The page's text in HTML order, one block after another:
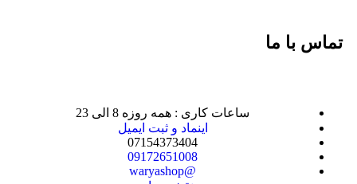
تماس با ما
ساعات کاری : همه روزه 8 الی 23
اینماد و ثبت ایمیل
07154373404
09172651008
@waryashop